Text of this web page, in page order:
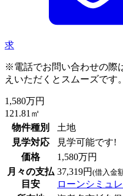
求
※電話でお問い合わせの際
えいただくとスムーズです。
1,580万円
121.81㎡
物件種別
土地
見学対応
見学可能です!
価格
1,580万円
月々の支払
目安
37,319円 (借入金
ローンシミュ